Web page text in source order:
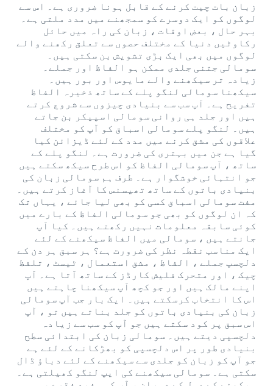
زبان بات چیت کرنے کے قابل ہونا ضروری ہے۔ اس سے
لوگوں کو ایک دوسرے کو سمجھنے میں مدد ملتی ہے۔
بہر حال ، بعض اوقات ، زبان کی راہ میں حائل
رکاوٹیں دنیا کے مختلف حصوں سے تعلق رکھنے والے
لوگوں میں بھی ایک بڑی تشویش بن سکتی ہیں۔
سومالی جتنی جلدی ممکن ہو الفاظ اور جملے۔
زیادہ تر سیکھنے والے مایوس اور بور ہیں۔
سیکھنا سومالی لنگو پلے کے ساتھ ذخیرہ الفاظ
تفریح ​​ہے۔ آپ سب سے بنیادی چیزوں سے شروع کرتے
ہیں اور جلد ہی روانی سومالی اسپیکر بن جاتے
ہیں۔ لنگو پلے سومالی اسباق کو آپ کو مختلف
علاقوں کی مشق کرنے میں مدد کے لئے ڈیزائن کیا
گیا ہے جن میں بہتری کی ضرورت ہے۔ لنگو پلے کے
ساتھ ، آپ سومالی الفاظ کو اس طرح سیکھ سکتے ہیں
جو انتہائی خوشگوار ہے۔ طرف ہم سومالی زبان کی
بنیادی باتوں کے ساتھ تھیسنس کا آغاز کرتے ہیں۔
مفت سومالی اسباق کسی کو بھی لیا جائے ، یہاں تک
کہ ان لوگوں کو بھی جو سومالی الفاظ کے بارے میں
کوئی سابقہ ​​معلومات نہیں رکھتے ہیں۔ کیا آپ
جانتے ہیں ، سومالی میں الفاظ سیکھنے کے لئے
ایک مناسب نقطہ نظر کی ضرورت ہے؟ ہر سبق ہر دن کے
دلچسپ جملے ، الفاظ ، مشق استعمال ، ٹیسٹ ، تلفظ
چیک ، اور متحرک فلیش کارڈز کے ساتھ آتا ہے۔ آپ
اپنے مالک ہیں اور جو کچھ آپ سیکھنا چاہتے ہیں
اس کا انتخاب کرسکتے ہیں۔ ایک بار جب آپ سومالی
زبان کی بنیادی باتوں کو جلد بناتے ہیں تو ، آپ
اس سبق پر کود سکتے ہیں جو آپ کو سب سے زیادہ
دلچسپی دیتے ہیں۔ سومالی زبان کی ابتدائی سطح
بنیادی طور پر اس دلچسپی کو بھڑکانے کے لئے ہے
جو آپ کو زبان کو جلدی سے سیکھنے کے لئے دباؤ ڈال
سکتی ہے۔ سومالی سیکھنے کی ایپ لنگو کھیلتی ہے۔